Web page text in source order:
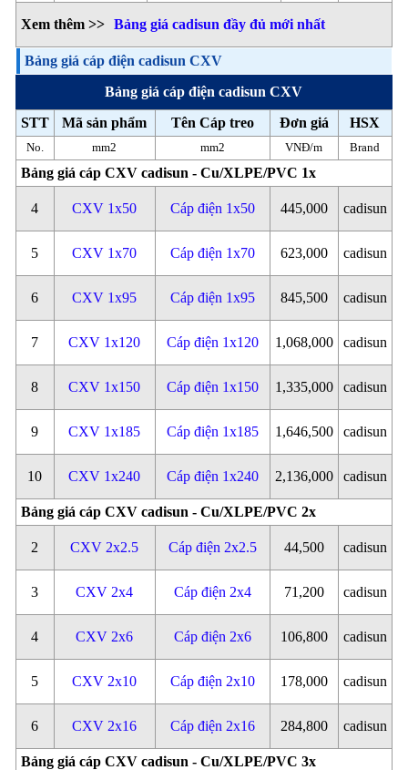
Xem thêm >> Bảng giá cadisun đầy đủ mới nhất
Bảng giá cáp điện cadisun CXV
Bảng giá cáp điện cadisun CXV
STT
Mã sản phẩm Tên Cáp treo Đơn giá HSX
No. mm2 mm2 VNĐ/m Brand
Bảng giá cáp CXV cadisun - Cu/XLPE/PVC 1x
4 CXV 1x50 Cáp điện 1x50 445,000 cadisun
5 CXV 1x70 Cáp điện 1x70 623,000 cadisun
6 CXV 1x95 Cáp điện 1x95 845,500 cadisun
7 CXV 1x120 Cáp điện 1x120 1,068,000 cadisun
8 CXV 1x150 Cáp điện 1x150 1,335,000 cadisun
9 CXV 1x185 Cáp điện 1x185 1,646,500 cadisun
10 CXV 1x240 Cáp điện 1x240 2,136,000 cadisun
Bảng giá cáp CXV cadisun - Cu/XLPE/PVC 2x
2 CXV 2x2.5 Cáp điện 2x2.5 44,500 cadisun
3 CXV 2x4 Cáp điện 2x4 71,200 cadisun
4 CXV 2x6 Cáp điện 2x6 106,800 cadisun
5 CXV 2x10 Cáp điện 2x10 178,000 cadisun
6 CXV 2x16 Cáp điện 2x16 284,800 cadisun
Bảng giá cáp CXV cadisun - Cu/XLPE/PVC 3x